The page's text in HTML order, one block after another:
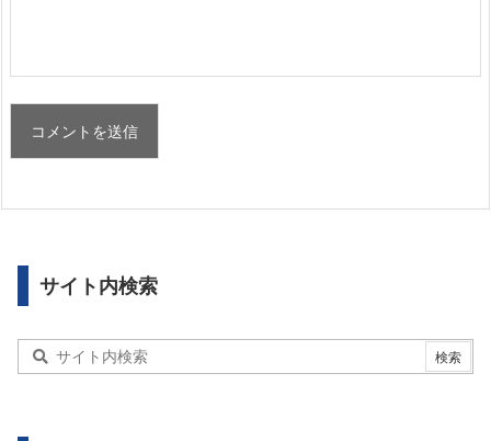
サイト内検索